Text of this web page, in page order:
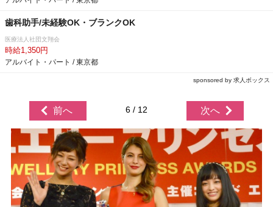
歯科助手/未経験OK・ブランクOK
医療法人社団文翔会
時給1,350円
アルバイト・パート / 東京都
sponsored by 求人ボックス
前へ 6 / 12 次へ